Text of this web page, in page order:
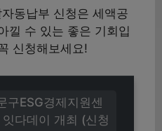
동납부 신청은 세액공
낄 수 있는 좋은 기회입
신청해보세요!
구ESG경제지원센
다데이 개최 (신청